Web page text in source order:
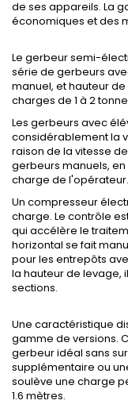
de ses appareils. La
économiques et des
Le gerbeur semi-
série de gerbeurs
manuel, et hauteur
charges de 1 à 2
Les gerbeurs avec
considérablement la
raison de la vitesse
gerbeurs manuels,
charge de l'opérateur.
Un compresseur
charge. Le contrôle
qui accélère le
horizontal se fait
pour les entrepôts
la hauteur de levage,
sections.
Une caractéristique
gamme de versions.
gerbeur idéal sans
supplémentaire ou
soulève une charge
1.6 mètres.